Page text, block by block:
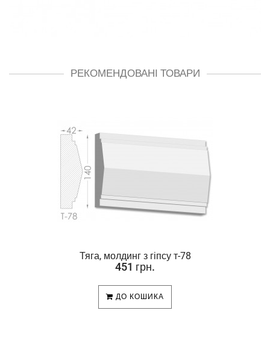
РЕКОМЕНДОВАНІ ТОВАРИ
Тяга, молдинг з гіпсу т-78
451 грн.
ДО КОШИКА